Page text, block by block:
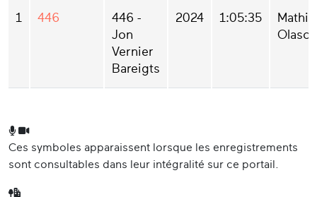
1 446
446 -
Jon
Vernier
Bareigts
2024 1:05:35
Olaso
Ces symboles apparaissent lorsque les enregistrements
sont consultables dans leur intégralité sur ce portail.